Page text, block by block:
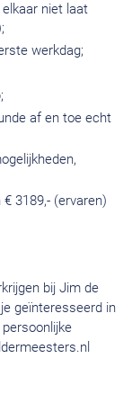
niet laat
werkdag;
af en toe echt
3189,- (ervaren)
bij Jim de
geïnteresseerd in